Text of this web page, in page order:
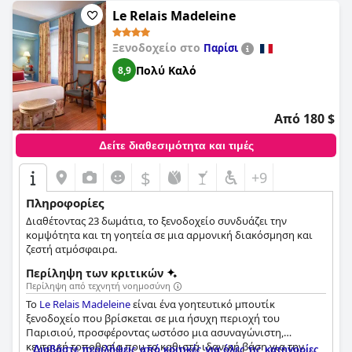
απίστευτα εξυπηρετικό, εξυπηρετικό και φιλόξενο,
αποσπώντας συγκλονιστικούς επαίνους από τους επισκέπτες
που έμειναν στο ξενοδοχείο. Τέλος, αν τα άνετα κρεβάτια
αποτελούν κορυφαία προτεραιότητα για τη διαμονή σας στο
ξενοδοχείο, τότε τοHotel Le Sixείναι η τέλεια επιλογή για
εσάς, με τους επισκέπτες να εκστασιάζονται συνεχώς για τα
άνετα κρεβάτια και τα μαξιλάρια. Συνολικά, το ξενοδοχείο
προσφέρει μια άνετη διαμονή σε βολική τοποθεσία με
εξαιρετική καθαριότητα και εξυπηρέτηση από το προσωπικό,
καθιστώντας το μια εξαιρετική επιλογή για όσους
επισκέπτονται το Παρίσι.
Le Relais Madeleine
Ξενοδοχείο στο Παρίσι
8,9 Πολύ Καλό
Από 180 $
Δείτε διαθεσιμότητα και τιμές
$ +9
Πληροφορίες
Διαθέτοντας 23 δωμάτια, το ξενοδοχείο συνδυάζει την
κομψότητα και τη γοητεία σε μια αρμονική διακόσμηση και
ζεστή ατμόσφαιρα.
Περίληψη των κριτικών
Περίληψη από τεχνητή νοημοσύνη
Το Le Relais Madeleineείναι ένα γοητευτικό μπουτίκ
ξενοδοχείο που βρίσκεται σε μια ήσυχη περιοχή του
Παρισιού, προσφέροντας ωστόσο μια ασυναγώνιστη,
κεντρική τοποθεσία που το καθιστά ιδανική βάση για την
Διαβάστε περιλήψεις από κριτικές για όλες τις κατηγορίες